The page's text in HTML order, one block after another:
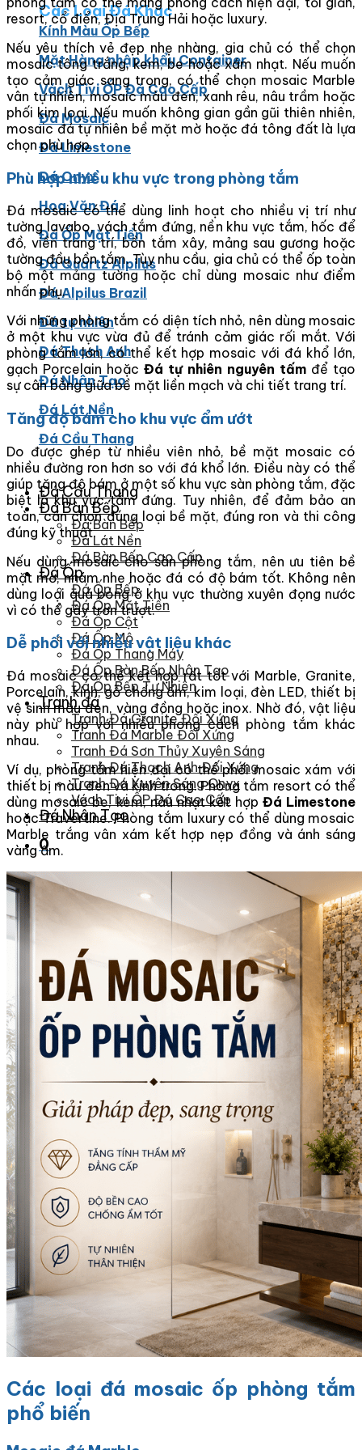
Các Loại Đá Khác
Kính Màu Ốp Bếp
Mặt Hàng nhập khẩu Container
Vách Tivi ỐP Đá Cao Cấp
Đá Mosaic
Đá Limestone
Đá Onyx
Hoa Văn Đá
Đá Ốp Mặt Tiền
Đá Quartz Alpilus
Đá Alpilus Brazil
Đá tự nhiên
Đá Thạch Anh
Đá Nhân Tạo
Đá Lát Nền
Đá Cầu Thang
Đá Cầu Thang
Đá Bàn Bếp
Đá Bàn Bếp
Đá Lát Nền
Đá Bàn Bếp Cao Cấp
Đá Ốp
Đá Ốp Bếp
Đá Ốp Mặt Tiền
Đá Ốp Cột
Đá Ốp Mộ
Đá Ốp Thang Máy
Đá Ốp Bàn Bếp Nhân Tạo
Đá Ốp Bếp Tự Nhiên
Tranh đá
Tranh Đá Granite Đối Xứng
Tranh Đá Marble Đối Xứng
Tranh Đá Sơn Thủy Xuyên Sáng
Tranh Đá Thạch Anh Đối Xứng
Tranh Đá Xuyên Sáng Onyx
Vách Tivi ỐP Đá Cao Cấp
Đá Nhân Tạo
0
Giỏ hàng
Chưa có sản phẩm trong giỏ hàng.
resort, cổ điển, Địa Trung Hải hoặc luxury.
Nếu yêu thích vẻ đẹp nhẹ nhàng, gia chủ có thể chọn
mosaic tông trắng, kem, be hoặc xám nhạt. Nếu muốn
tạo cảm giác sang trọng, có thể chọn mosaic Marble
vân tự nhiên, mosaic màu đen, xanh rêu, nâu trầm hoặc
phối kim loại. Nếu muốn không gian gần gũi thiên nhiên,
mosaic đá tự nhiên bề mặt mờ hoặc đá tông đất là lựa
chọn phù hợp.
Phù hợp nhiều khu vực trong phòng tắm
Đá mosaic có thể dùng linh hoạt cho nhiều vị trí như
tường lavabo, vách tắm đứng, nền khu vực tắm, hốc để
đồ, viền trang trí, bồn tắm xây, mảng sau gương hoặc
tường đầu bồn tắm. Tùy nhu cầu, gia chủ có thể ốp toàn
bộ một mảng tường hoặc chỉ dùng mosaic như điểm
nhấn phụ.
Với những phòng tắm có diện tích nhỏ, nên dùng mosaic
ở một khu vực vừa đủ để tránh cảm giác rối mắt. Với
phòng tắm lớn, có thể kết hợp mosaic với đá khổ lớn,
gạch Porcelain hoặc Đá tự nhiên nguyên tấm để tạo
sự cân bằng giữa bề mặt liền mạch và chi tiết trang trí.
Tăng độ bám cho khu vực ẩm ướt
Do được ghép từ nhiều viên nhỏ, bề mặt mosaic có
nhiều đường ron hơn so với đá khổ lớn. Điều này có thể
giúp tăng độ bám ở một số khu vực sàn phòng tắm, đặc
biệt là khu vực tắm đứng. Tuy nhiên, để đảm bảo an
toàn, cần chọn đúng loại bề mặt, đúng ron và thi công
đúng kỹ thuật.
Nếu dùng mosaic cho sàn phòng tắm, nên ưu tiên bề
mặt mờ, nhám nhẹ hoặc đá có độ bám tốt. Không nên
dùng loại quá bóng ở khu vực thường xuyên đọng nước
vì có thể gây trơn trượt.
Dễ phối với nhiều vật liệu khác
Đá mosaic có thể kết hợp rất tốt với Marble, Granite,
Porcelain, kính, gỗ chống ẩm, kim loại, đèn LED, thiết bị
vệ sinh màu đen, vàng đồng hoặc inox. Nhờ đó, vật liệu
này phù hợp với nhiều phong cách phòng tắm khác
nhau.
Ví dụ, phòng tắm hiện đại có thể phối mosaic xám với
thiết bị màu đen và kính trong. Phòng tắm resort có thể
dùng mosaic be, kem, nâu nhạt kết hợp Đá Limestone
hoặc Travertine. Phòng tắm luxury có thể dùng mosaic
Marble trắng vân xám kết hợp nẹp đồng và ánh sáng
vàng ấm.
Các loại đá mosaic ốp phòng tắm
phổ biến